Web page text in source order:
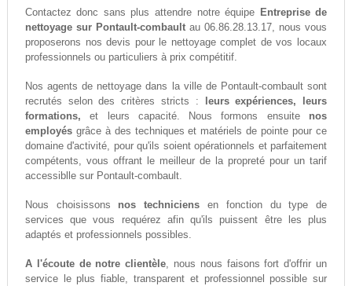
Contactez donc sans plus attendre notre équipe Entreprise de
nettoyage sur Pontault-combaultau 06.86.28.13.17, nous vous
proposerons nos devis pour le nettoyage complet de vos locaux
professionnels ou particuliers à prix compétitif.
Nos agents de nettoyage dans la ville de Pontault-combault sont
recrutés selon des critères stricts :
leurs expériences, leurs
formations, et leurs capacité. Nous formons ensuite nos
employésgrâce à des techniques et matériels de pointe pour ce
domaine d'activité, pour qu'ils soient opérationnels et parfaitement
compétents, vous offrant le meilleur de la propreté pour un tarif
accessiblle sur Pontault-combault.
Nous choisissons nos techniciens en fonction du type de
services que vous requérez afin qu'ils puissent être les plus
adaptés et professionnels possibles.
A l'écoute de notre clientèle, nous nous faisons fort d'offrir un
service le plus fiable, transparent et professionnel possible sur